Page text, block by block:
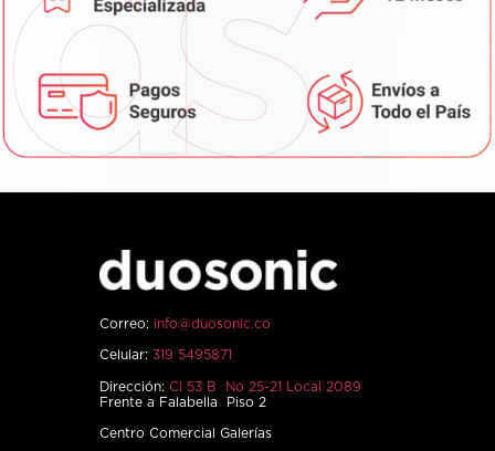
Correo: info@duosonic.co
Celular: 319 5495871
Dirección: Cl 53 B No 25-21 Local 2089
Frente a Falabella Piso 2
Centro Comercial Galerías